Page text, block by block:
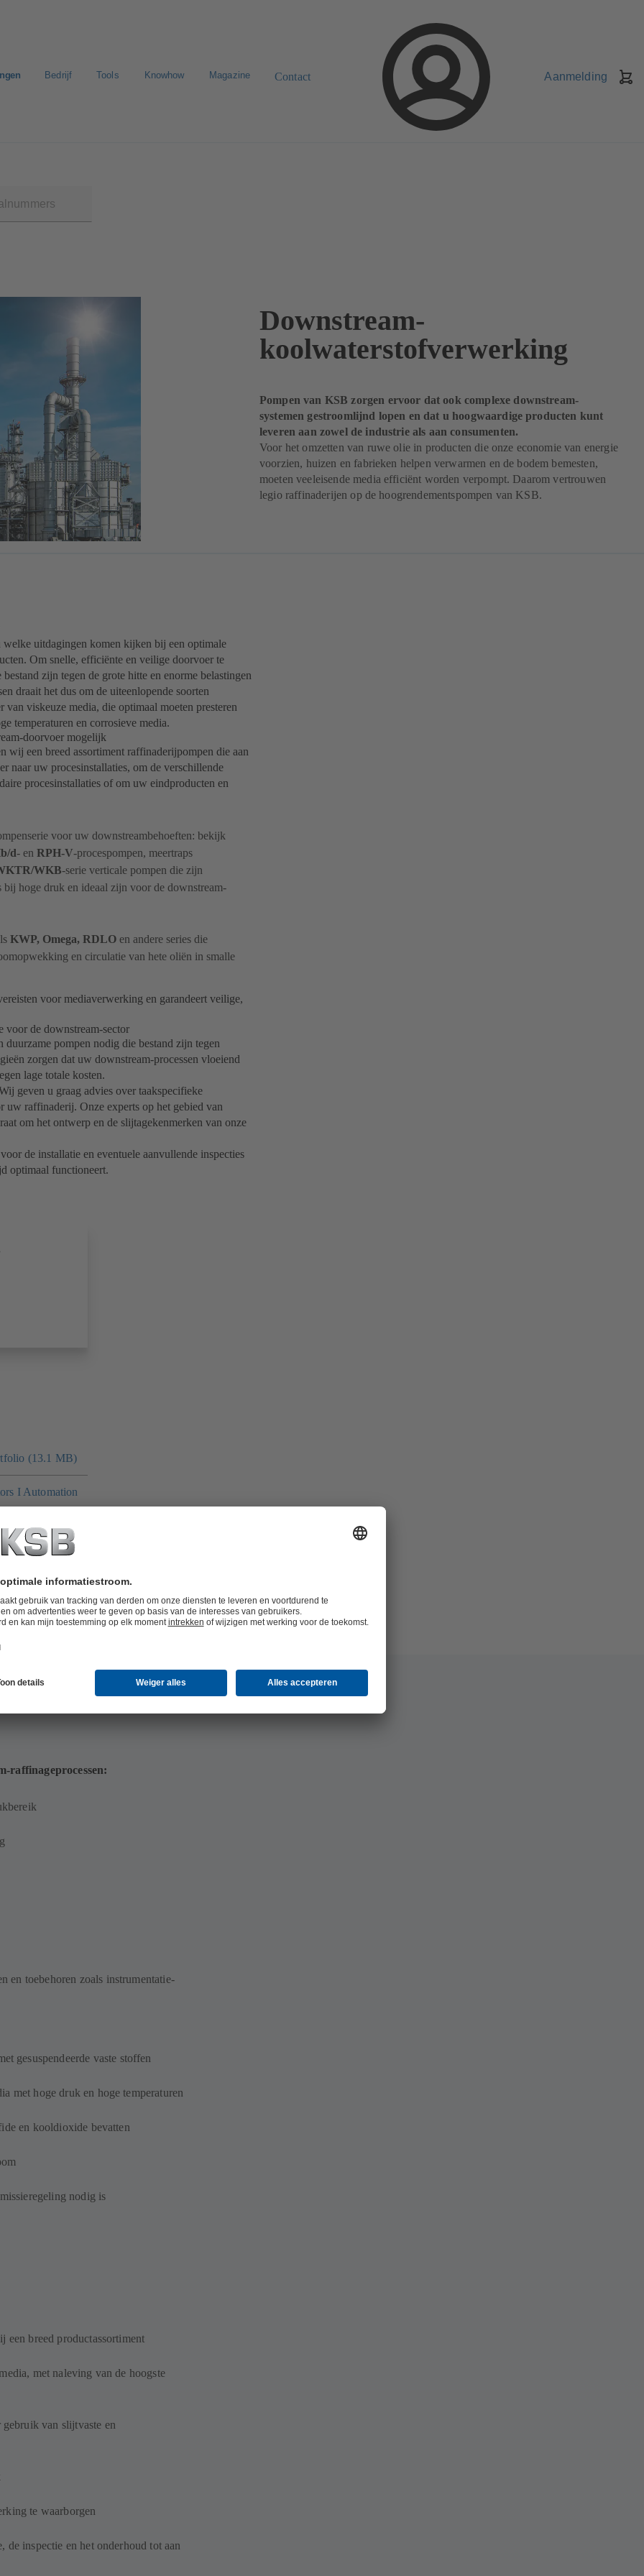
Bedrijf Tools Knowhow Magazine Contact Aanmelding
Downstream-
koolwaterstofverwerking
Pompen van KSB zorgen ervoor dat ook complexe downstream-
systemen gestroomlijnd lopen en dat u hoogwaardige producten kunt
leveren aan zowel de industrie als aan consumenten.
Voor het omzetten van ruwe olie in producten die onze economie van energie
voorzien, huizen en fabrieken helpen verwarmen en de bodem bemesten,
moeten veeleisende media efficiënt worden verpompt. Daarom vertrouwen
legio raffinaderijen op de hoogrendementspompen van KSB.
uitdagingen komen kijken bij een optimale
Om snelle, efficiënte en veilige doorvoer te
zijn tegen de grote hitte en enorme belastingen
draait het dus om de uiteenlopende soorten
viskeuze media, die optimaal moeten presteren
temperaturen en corrosieve media.
doorvoer mogelijk
wij een breed assortiment raffinaderijpompen die aan
naar uw procesinstallaties, om de verschillende
procesinstallaties of om uw eindproducten en
voor uw downstreambehoeften: bekijk
d- en RPH-V-procespompen, meertraps
WKB-serie verticale pompen die zijn
hoge druk en ideaal zijn voor de downstream-
KWP, Omega, RDLO en andere series die
en circulatie van hete oliën in smalle
voor mediaverwerking en garandeert veilige,
voor de downstream-sector
pompen nodig die bestand zijn tegen
zorgen dat uw downstream-processen vloeiend
lage totale kosten.
geven u graag advies over taakspecifieke
uw raffinaderij. Onze experts op het gebied van
om het ontwerp en de slijtagekenmerken van onze
de installatie en eventuele aanvullende inspecties
optimaal functioneert.
(13.1 MB)
I Automation
raffinageprocessen:
en toebehoren zoals instrumentatie-
gesuspendeerde vaste stoffen
met hoge druk en hoge temperaturen
en kooldioxide bevatten
nodig is
een breed productassortiment
met naleving van de hoogste
van slijtvaste en
te waarborgen
de inspectie en het onderhoud tot aan